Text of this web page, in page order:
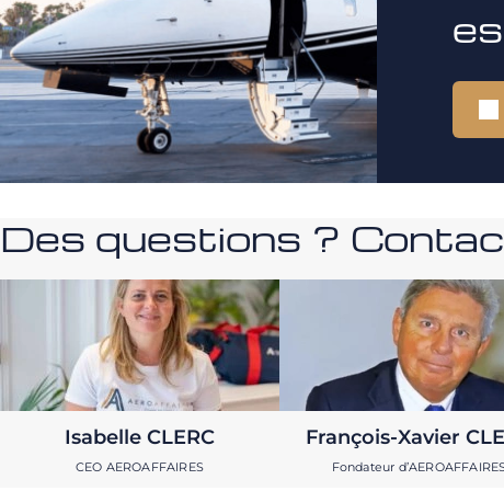
Des questions ?
Isabelle CLERC
CEO AEROAFFAIRES
François-Xavier
Fondateur